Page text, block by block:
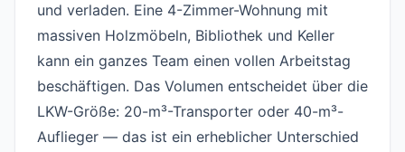
und verladen. Eine 4-Zimmer-Wohnung mit
massiven Holzmöbeln, Bibliothek und Keller
kann ein ganzes Team einen vollen Arbeitstag
beschäftigen. Das Volumen entscheidet über die
LKW-Größe: 20-m³-Transporter oder 40-m³-
Auflieger — das ist ein erheblicher Unterschied